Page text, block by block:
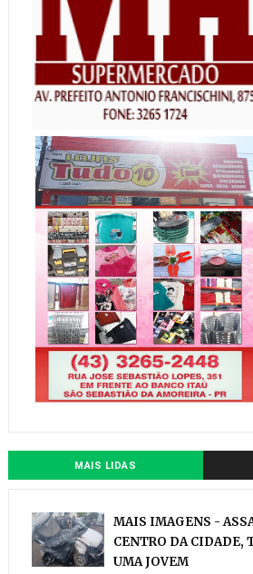
MAIS LIDAS
MAIS IMAGENS -
CENTRO DA CIDADE,
UMA JOVEM